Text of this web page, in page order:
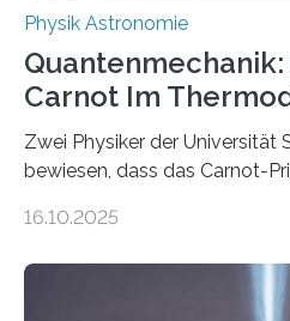
Physik Astronomie
Carnot Im
Zwei Physiker der Universität
bewiesen, dass das Carnot-
Größenordnung von Atomen
16.10.2025